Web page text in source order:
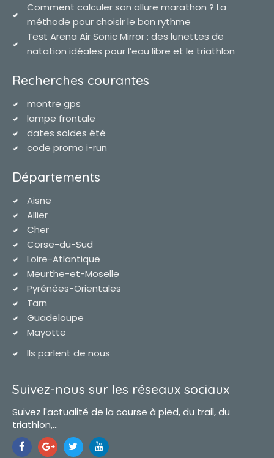
Comment calculer son allure marathon ? La
méthode pour choisir le bon rythme
Test Arena Air Sonic Mirror : des lunettes de
natation idéales pour l’eau libre et le triathlon
Recherches courantes
montre gps
lampe frontale
dates soldes été
code promo i-run
Départements
Aisne
Allier
Cher
Corse-du-Sud
Loire-Atlantique
Meurthe-et-Moselle
Pyrénées-Orientales
Tarn
Guadeloupe
Mayotte
Ils parlent de nous
Suivez-nous sur les réseaux sociaux
Suivez l'actualité de la course à pied, du trail, du
triathlon,...